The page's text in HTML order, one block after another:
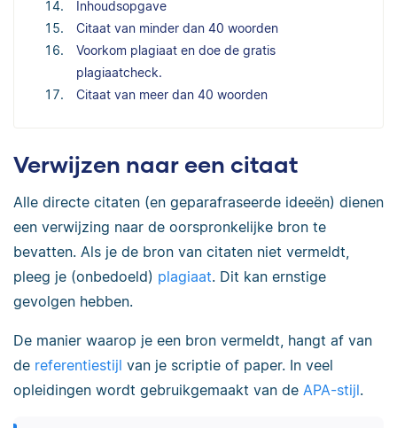
Inhoudsopgave
Citaat van minder dan 40 woorden
Voorkom plagiaat en doe de gratis
plagiaatcheck.
Citaat van meer dan 40 woorden
Verwijzen naar een citaat
Alle directe citaten (en geparafraseerde ideeën) dienen
een verwijzing naar de oorspronkelijke bron te
bevatten. Als je de bron van citaten niet vermeldt,
pleeg je (onbedoeld) plagiaat. Dit kan ernstige
gevolgen hebben.
De manier waarop je een bron vermeldt, hangt af van
de referentiestijl van je scriptie of paper. In veel
opleidingen wordt gebruikgemaakt van de APA-stijl.